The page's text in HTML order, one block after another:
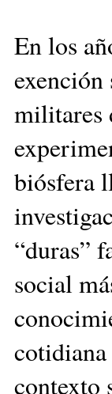
En los
militares
biósfera
“duras”
social
contexto